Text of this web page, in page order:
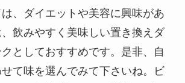
、ダイエットや美容に興味があ
飲みやすく美味しい置き換えダ
としておすすめです。是非、自
て味を選んでみて下さいね。ビ